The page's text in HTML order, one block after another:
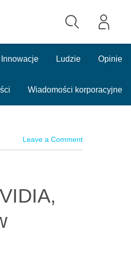
Innowacje Ludzie Opinie
Wiadomości korporacyjne
Leave a Comment